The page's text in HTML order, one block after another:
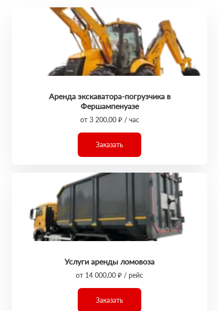
Аренда экскаватора-погрузчика в
Фершампенуазе
от 3 200,00 ₽ / час
Заказать
Услуги аренды ломовоза
от 14 000,00 ₽ / рейс
Заказать